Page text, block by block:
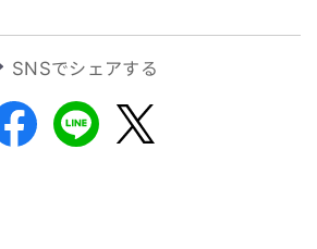
SNSでシェアする